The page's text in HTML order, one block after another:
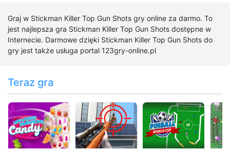
Graj w Stickman Killer Top Gun Shots gry online za darmo. To
jest najlepsza gra Stickman Killer Top Gun Shots dostępne w
Internecie. Darmowe dzięki Stickman Killer Top Gun Shots do
gry jest także usługa portal 123gry-online.pl
Teraz gra